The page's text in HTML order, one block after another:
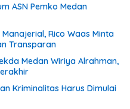
ASN Pemko Medan
Rico Waas Minta
Transparan
Medan Wiriya Alrahman,
Kriminalitas Harus Dimulai